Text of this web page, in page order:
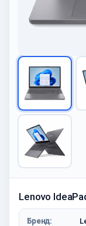
Lenovo
Бренд: